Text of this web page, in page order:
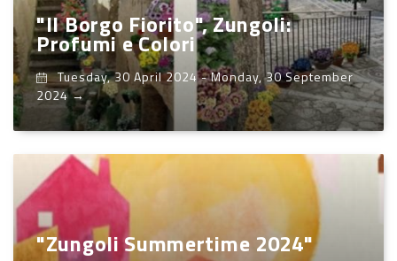
"Il Borgo Fiorito", Zungoli:
Profumi e Colori
Tuesday, 30 April 2024-Monday, 30 September
2024→
"Zungoli Summertime 2024"